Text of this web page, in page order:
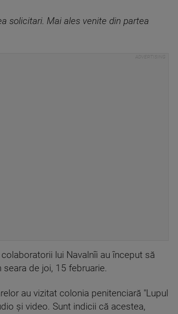
solicitari. Mai ales venite din partea
lui Navalnîi au început să
de joi, 15 februarie.
au vizitat colonia penitenciară "Lupul
și video. Sunt indicii că acestea,